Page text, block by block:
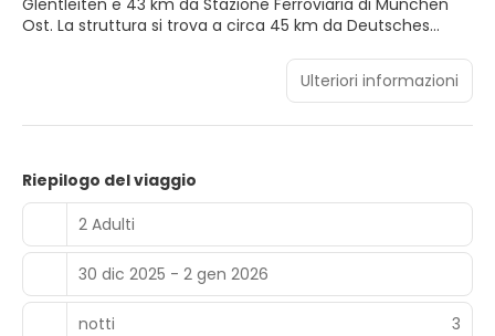
Glentleiten e 43 km da Stazione Ferroviaria di München
Ost. La struttura si trova a circa 45 km da Deutsches
Glockenspiel. Questa locanda offre camere familiari.
Presso questa locanda, le camere includono un armadio.
Le camere presso Gasthof Pension Altwirt hanno tutte il
bagno privato con doccia, e inoltre alcune unità hanno
includono scrivania e TV a schermo piatto. Gasthof
Pension Altwirt offre una colazione a buffet o
continentale. Gli ospiti di questa locanda potranno
svagarsi con varie attività a Sachsenkam e dintorni, come
l’escursionismo, lo sci e il ciclismo. Sendlinger Tor è a 45
km da Gasthof Pension Altwirt, mentre Colonna della
Madonna si trova a 45 km dalla struttura. Aeroporto di
Monaco di Baviera si trova a 72 km di distanza.
Ulteriori informazioni
Riepilogo del viaggio
2 Adulti
30 dic 2025 - 2 gen 2026
notti 3